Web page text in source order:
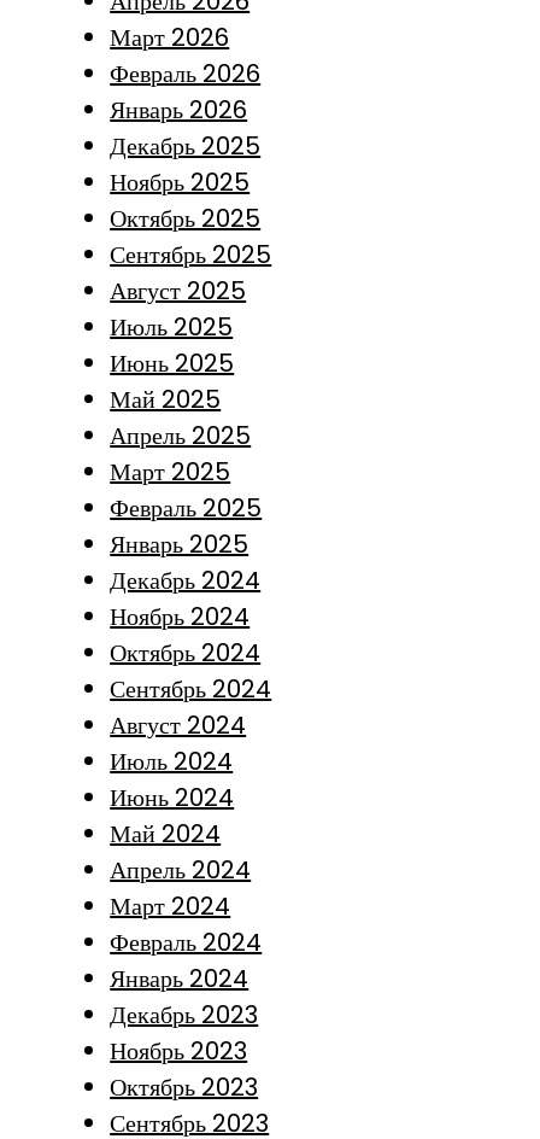
Март 2026
Февраль 2026
Январь 2026
Декабрь 2025
Ноябрь 2025
Октябрь 2025
Сентябрь 2025
Август 2025
Июль 2025
Июнь 2025
Май 2025
Апрель 2025
Март 2025
Февраль 2025
Январь 2025
Декабрь 2024
Ноябрь 2024
Октябрь 2024
Сентябрь 2024
Август 2024
Июль 2024
Июнь 2024
Май 2024
Апрель 2024
Март 2024
Февраль 2024
Январь 2024
Декабрь 2023
Ноябрь 2023
Октябрь 2023
Сентябрь 2023